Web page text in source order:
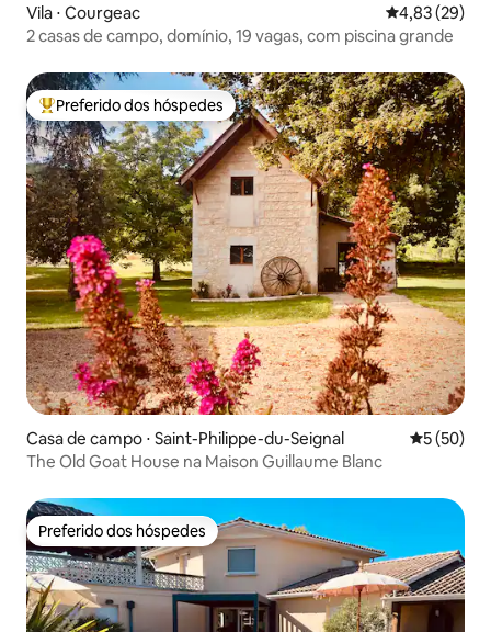
Vila ⋅ Courgeac 4,83 de uma
4,83 (29)
2 casas de campo, domínio, 19 vagas, com piscina grande
Entre os melhores preferidos dos hóspedes
Preferido dos hóspedes
Casa de campo ⋅ Saint-Philippe-du-Seignal 5 de uma
5 (50)
The Old Goat House na Maison Guillaume Blanc
Preferido dos hóspedes
Preferido dos hóspedes